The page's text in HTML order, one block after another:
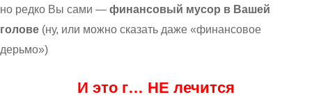
но редко Вы сами —финансовый мусор в Вашей
голове (ну, или можно сказать даже «финансовое
дерьмо»)
И это г… НЕ лечится